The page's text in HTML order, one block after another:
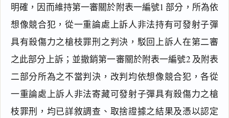
明確，因而維持第一審關於附表一編號1 部分，所為依
想像競合犯，從一重論處上訴人非法持有可發射子彈
具有殺傷力之槍枝罪刑之判決，駁回上訴人在第二審
之此部分上訴；並撤銷第一審關於附表一編號2 及附表
二部分所為之不當判決，改判均依想像競合犯，各從
一重論處上訴人非法寄藏可發射子彈具有殺傷力之槍
枝罪刑，均已詳敘調查、取捨證據之結果及憑以認定